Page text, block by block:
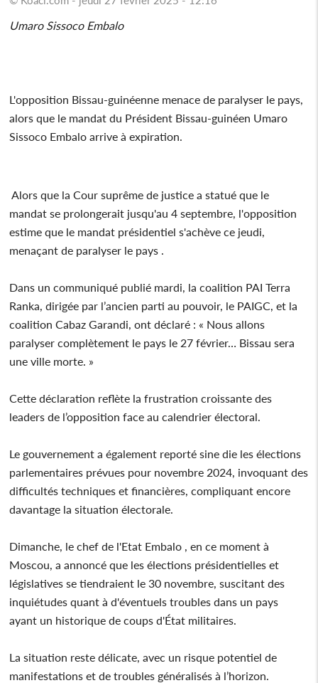
Umaro Sissoco Embalo
L'opposition Bissau-guinéenne menace de paralyser le pays,
alors que le mandat du Président Bissau-guinéen Umaro
Sissoco Embalo arrive à expiration.
Alors que la Cour suprême de justice a statué que le
mandat se prolongerait jusqu'au 4 septembre, l'opposition
estime que le mandat présidentiel s'achève ce jeudi,
menaçant de paralyser le pays .
Dans un communiqué publié mardi, la coalition PAI Terra
Ranka, dirigée par l’ancien parti au pouvoir, le PAIGC, et la
coalition Cabaz Garandi, ont déclaré : « Nous allons
paralyser complètement le pays le 27 février… Bissau sera
une ville morte. »
Cette déclaration reflète la frustration croissante des
leaders de l’opposition face au calendrier électoral.
Le gouvernement a également reporté sine die les élections
parlementaires prévues pour novembre 2024, invoquant des
difficultés techniques et financières, compliquant encore
davantage la situation électorale.
Dimanche, le chef de l'Etat Embalo , en ce moment à
Moscou, a annoncé que les élections présidentielles et
législatives se tiendraient le 30 novembre, suscitant des
inquiétudes quant à d'éventuels troubles dans un pays
ayant un historique de coups d'État militaires.
La situation reste délicate, avec un risque potentiel de
manifestations et de troubles généralisés à l’horizon.